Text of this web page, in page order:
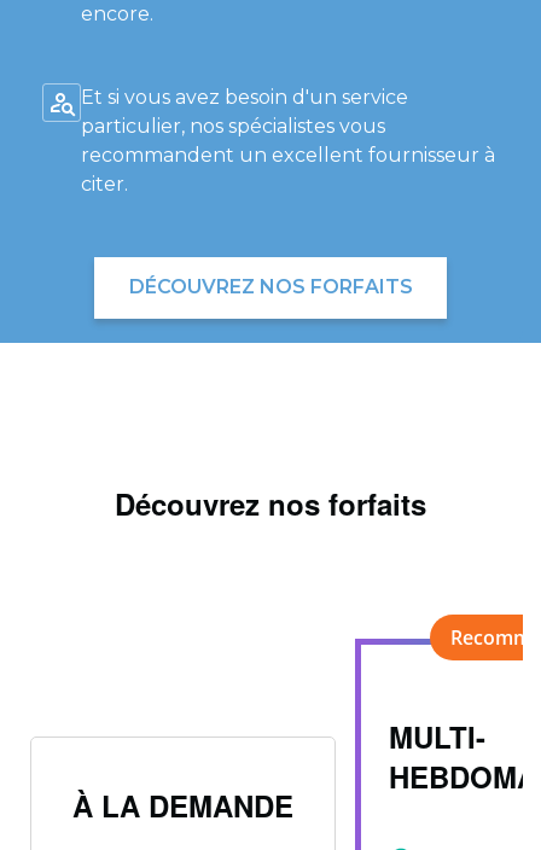
encore.
Et si vous avez besoin d'un service
particulier, nos spécialistes vous
recommandent un excellent fournisseur à
citer.
DÉCOUVREZ NOS FORFAITS
Découvrez nos forfaits
MULTI-
À LA DEMANDE